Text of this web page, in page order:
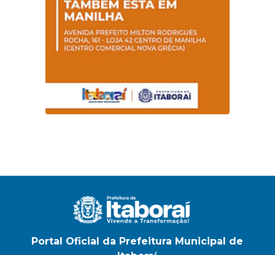
Portal Oficial da Prefeitura Municipal de